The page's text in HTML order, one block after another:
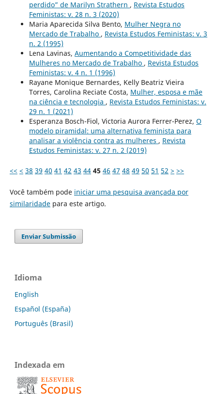
perdido” de Marilyn Strathern , Revista Estudos
Feministas: v. 28 n. 3 (2020)
Maria Aparecida Silva Bento, Mulher Negra no
Mercado de Trabalho , Revista Estudos Feministas: v. 3
n. 2 (1995)
Lena Lavinas, Aumentando a Competitividade das
Mulheres no Mercado de Trabalho , Revista Estudos
Feministas: v. 4 n. 1 (1996)
Rayane Monique Bernardes, Kelly Beatriz Vieira
Torres, Carolina Reciate Costa, Mulher, esposa e mãe
na ciência e tecnologia , Revista Estudos Feministas: v.
29 n. 1 (2021)
Esperanza Bosch-Fiol, Victoria Aurora Ferrer-Perez, O
modelo piramidal: uma alternativa feminista para
analisar a violência contra as mulheres , Revista
Estudos Feministas: v. 27 n. 2 (2019)
<< < 38 39 40 41 42 43 44 45 46 47 48 49 50 51 52 > >>
Você também pode iniciar uma pesquisa avançada por
similaridadepara este artigo.
Enviar Submissão
Idioma
English
Español (España)
Português (Brasil)
Indexada em